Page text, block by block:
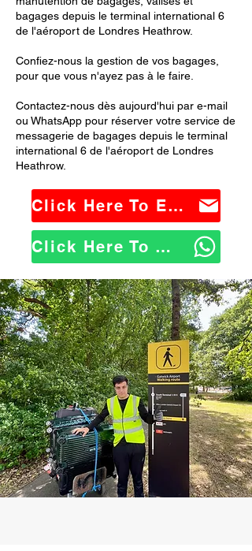
bagages depuis le terminal international 6
de l'aéroport de Londres Heathrow.
Confiez-nous la gestion de vos bagages,
pour que vous n'ayez pas à le faire.
Contactez-nous dès aujourd'hui par e-mail
ou WhatsApp pour réserver votre service de
messagerie de bagages depuis le terminal
international 6 de l'aéroport de Londres
Heathrow.
Click Here To Email Us
Click Here To WhatsApp Us